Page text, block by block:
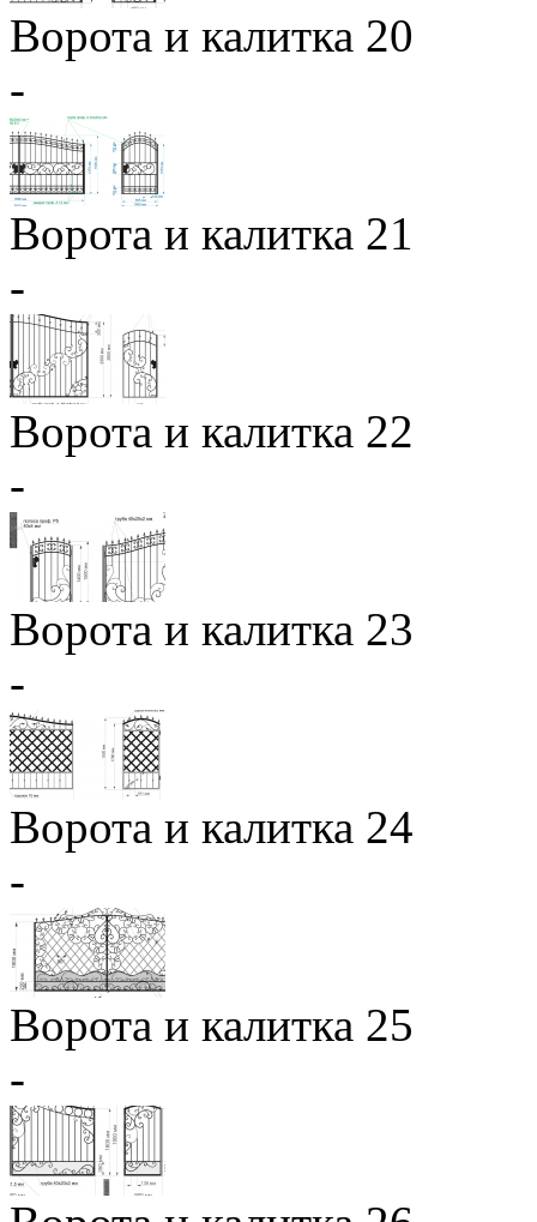
Ворота и калитка 20
-
Ворота и калитка 21
-
Ворота и калитка 22
-
Ворота и калитка 23
-
Ворота и калитка 24
-
Ворота и калитка 25
-